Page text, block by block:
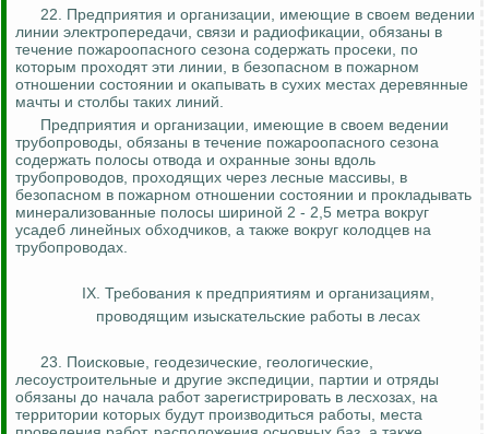
22. Предприятия и организации, имеющие в своем ведении
линии электропередачи, связи и радиофикации, обязаны в
течение пожароопасного сезона содержать просеки, по
которым проходят эти линии, в безопасном в пожарном
отношении состоянии и окапывать в сухих местах деревянные
мачты и столбы таких линий.
Предприятия и организации, имеющие в своем ведении
трубопроводы, обязаны в течение пожароопасного сезона
содержать полосы отвода и охранные зоны вдоль
трубопроводов, проходящих через лесные массивы, в
безопасном в пожарном отношении состоянии и прокладывать
минерализованные полосы шириной 2 - 2,5 метра вокруг
усадеб линейных обходчиков, а также вокруг колодцев на
трубопроводах.
IX. Требования к предприятиям и организациям,
проводящим изыскательские работы в лесах
23. Поисковые, геодезические, геологические,
лесоустроительные и другие экспедиции, партии и отряды
обязаны до начала работ зарегистрировать в лесхозах, на
территории которых будут производиться работы, места